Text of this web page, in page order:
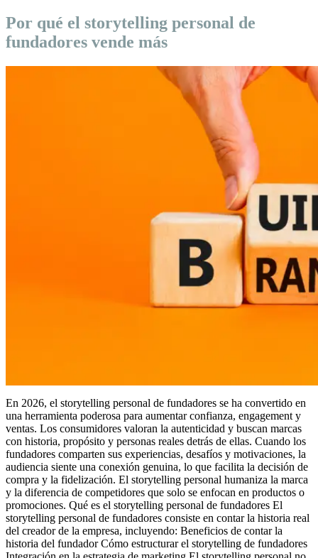
Por qué el storytelling personal de
fundadores vende más
En 2026, el storytelling personal de fundadores se ha convertido en
una herramienta poderosa para aumentar confianza, engagement y
ventas. Los consumidores valoran la autenticidad y buscan marcas
con historia, propósito y personas reales detrás de ellas. Cuando los
fundadores comparten sus experiencias, desafíos y motivaciones, la
audiencia siente una conexión genuina, lo que facilita la decisión de
compra y la fidelización. El storytelling personal humaniza la marca
y la diferencia de competidores que solo se enfocan en productos o
promociones. Qué es el storytelling personal de fundadores El
storytelling personal de fundadores consiste en contar la historia real
del creador de la empresa, incluyendo: Beneficios de contar la
historia del fundador Cómo estructurar el storytelling de fundadores